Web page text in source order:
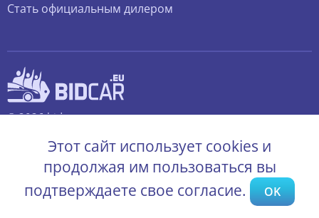
Стать официальным дилером
© 2026 bidcar.eu
Этот сайт использует cookies и
продолжая им пользоваться вы
подтверждаете свое согласие.
OK